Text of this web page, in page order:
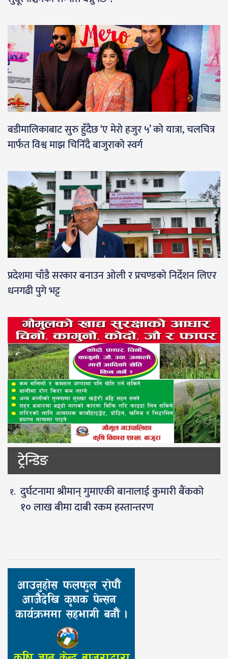
बडीमालिकाबाट सुरु हुँदैछ ‘ए मेरो हजुर ५’ को यात्रा, चलचित्र
मार्फत विश्व माझ चिनिँदै बाजुराको स्वर्ग
प्रदेशमा चाँडै सरकार बनाउन ओली र प्रचण्डको निर्देशन लिएर
धनगढी पुगे भट्ट
ट्रेन्डिङ
दुर्घटनामा श्रीमान् गुमाएकी बानालाई कुमारी बैंकको
१० लाख बीमा दाबी रकम हस्तान्तरण